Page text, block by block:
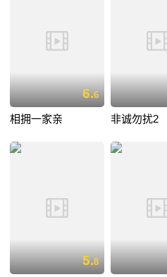
6.6
相拥一家亲 非诚勿扰2
5.8